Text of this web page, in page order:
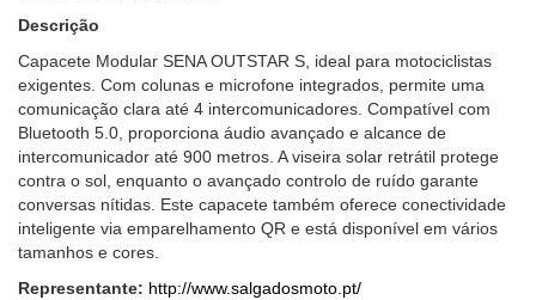
Descrição
Capacete Modular SENA OUTSTAR S, ideal para motociclistas
exigentes. Com colunas e microfone integrados, permite uma
comunicação clara até 4 intercomunicadores. Compatível com
Bluetooth 5.0, proporciona áudio avançado e alcance de
intercomunicador até 900 metros. A viseira solar retrátil protege
contra o sol, enquanto o avançado controlo de ruído garante
conversas nítidas. Este capacete também oferece conectividade
inteligente via emparelhamento QR e está disponível em vários
tamanhos e cores.
Representante: http://www.salgadosmoto.pt/